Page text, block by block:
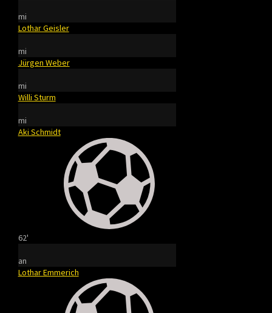
mi
Lothar Geisler
mi
Jürgen Weber
mi
Willi Sturm
mi
Aki Schmidt
62'
an
Lothar Emmerich